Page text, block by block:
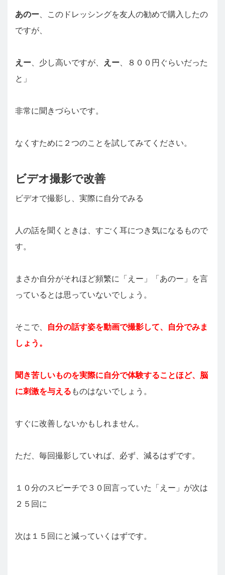
あのー 、このドレッシングを友人の勧めで購入したの
ですが、
えー 、少し高いですが、 えー 、８００円ぐらいだった
と」
非常に聞きづらいです。
なくすために２つのことを試してみてください。
ビデオ撮影で改善
ビデオで撮影し、実際に自分でみる
人の話を聞くときは、すごく耳につき気になるもので
す。
まさか自分がそれほど頻繁に「えー」「あのー」を言
っているとは思っていないでしょう。
そこで、
自分の話す姿を動画で撮影して、自分でみま
しょう。
聞き苦しいものを実際に自分で体験することほど、脳
に刺激を与える ものはないでしょう。
すぐに改善しないかもしれません。
ただ、毎回撮影していれば、必ず、減るはずです。
１０分のスピーチで３０回言っていた「えー」が次は
２５回に
次は１５回にと減っていくはずです。